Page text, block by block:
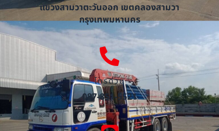
แขวงสามวาตะวันออก เขตคลองสามวา
กรุงเทพมหานคร
โทรด่วน
087-851-5521